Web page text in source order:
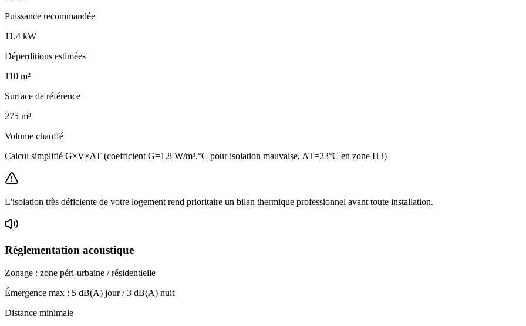
Puissance recommandée
11.4 kW
Déperditions estimées
110 m²
Surface de référence
275 m³
Volume chauffé
Calcul simplifié G×V×ΔT (coefficient G=1.8 W/m³.°C pour isolation mauvaise, ΔT=23°C en zone H3)
L'isolation très déficiente de votre logement rend prioritaire un bilan thermique professionnel avant toute installation.
Réglementation acoustique
Zonage : zone péri-urbaine / résidentielle
Émergence max : 5 dB(A) jour /3 dB(A) nuit
Distance minimale